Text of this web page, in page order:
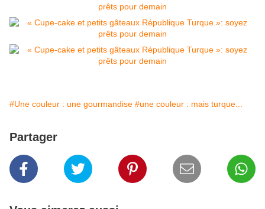
#Une couleur : une gourmandise #une couleur : mais turque...
Partager